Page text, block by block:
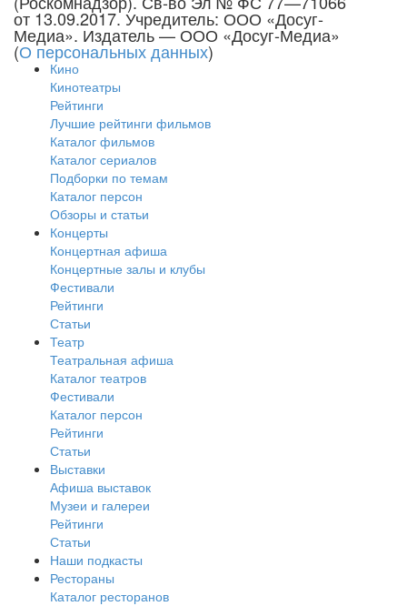
от 13.09.2017. Учредитель: ООО «Досуг-
Медиа». Издатель — ООО «Досуг-Медиа»
(О персональных данных)
Кино
Кинотеатры
Рейтинги
Лучшие рейтинги фильмов
Каталог фильмов
Каталог сериалов
Подборки по темам
Каталог персон
Обзоры и статьи
Концерты
Концертная афиша
Концертные залы и клубы
Фестивали
Рейтинги
Статьи
Театр
Театральная афиша
Каталог театров
Фестивали
Каталог персон
Рейтинги
Статьи
Выставки
Афиша выставок
Музеи и галереи
Рейтинги
Статьи
Наши подкасты
Рестораны
Каталог ресторанов